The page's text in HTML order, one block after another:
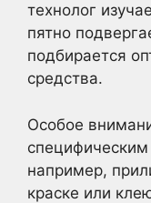
технолог
пятно
подбирается
средства.
Особое
например,
краске или